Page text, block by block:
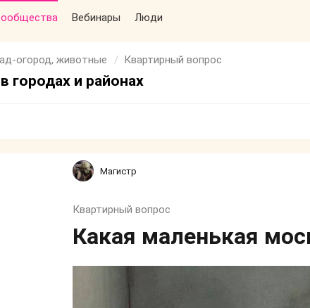
Вебинары Люди
огород, животные Квартирный вопрос
городах и районах
Магистр
Квартирный вопрос
Какая маленькая